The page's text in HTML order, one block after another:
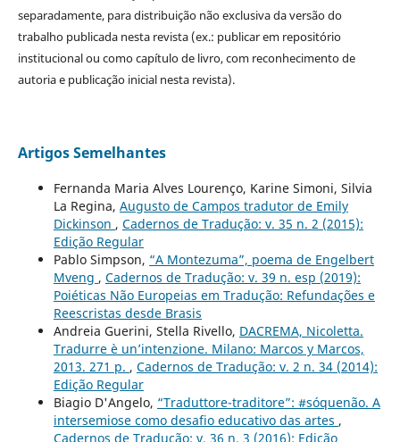
separadamente, para distribuição não exclusiva da versão do
trabalho publicada nesta revista (ex.: publicar em repositório
institucional ou como capítulo de livro, com reconhecimento de
autoria e publicação inicial nesta revista).
Artigos Semelhantes
Fernanda Maria Alves Lourenço, Karine Simoni, Silvia
La Regina, Augusto de Campos tradutor de Emily
Dickinson , Cadernos de Tradução: v. 35 n. 2 (2015):
Edição Regular
Pablo Simpson, “A Montezuma”, poema de Engelbert
Mveng , Cadernos de Tradução: v. 39 n. esp (2019):
Poiéticas Não Europeias em Tradução: Refundações e
Reescristas desde Brasis
Andreia Guerini, Stella Rivello, DACREMA, Nicoletta.
Tradurre è un’intenzione. Milano: Marcos y Marcos,
2013. 271 p. , Cadernos de Tradução: v. 2 n. 34 (2014):
Edição Regular
Biagio D'Angelo, “Traduttore-traditore”: #sóquenão. A
intersemiose como desafio educativo das artes ,
Cadernos de Tradução: v. 36 n. 3 (2016): Edição